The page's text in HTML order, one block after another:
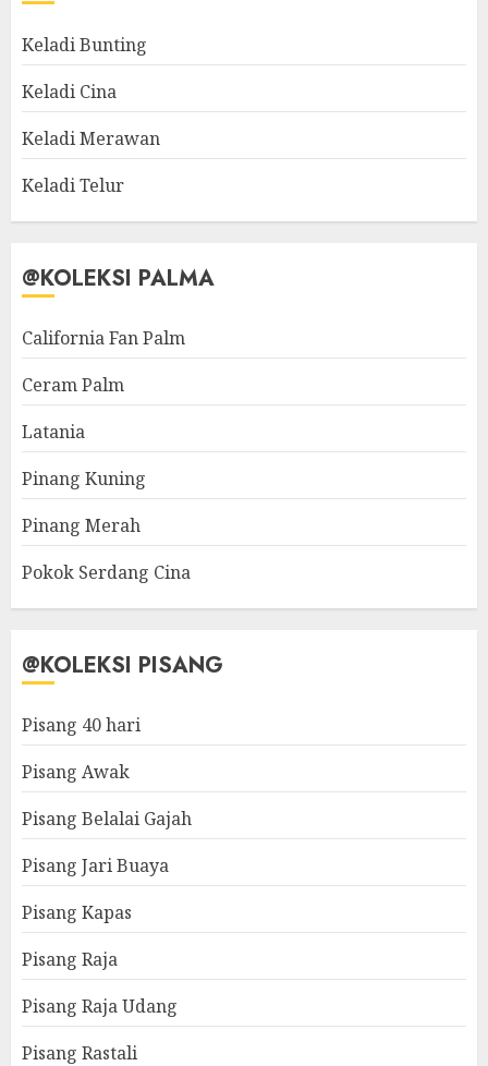
Keladi Bunting
Keladi Cina
Keladi Merawan
Keladi Telur
@KOLEKSI PALMA
California Fan Palm
Ceram Palm
Latania
Pinang Kuning
Pinang Merah
Pokok Serdang Cina
@KOLEKSI PISANG
Pisang 40 hari
Pisang Awak
Pisang Belalai Gajah
Pisang Jari Buaya
Pisang Kapas
Pisang Raja
Pisang Raja Udang
Pisang Rastali